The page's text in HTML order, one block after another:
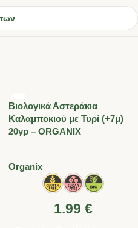
Βιολογικά Αστεράκια
Καλαμποκιού με Τυρί (+7μ)
20γρ – ORGANIX
Organix
1.99 €